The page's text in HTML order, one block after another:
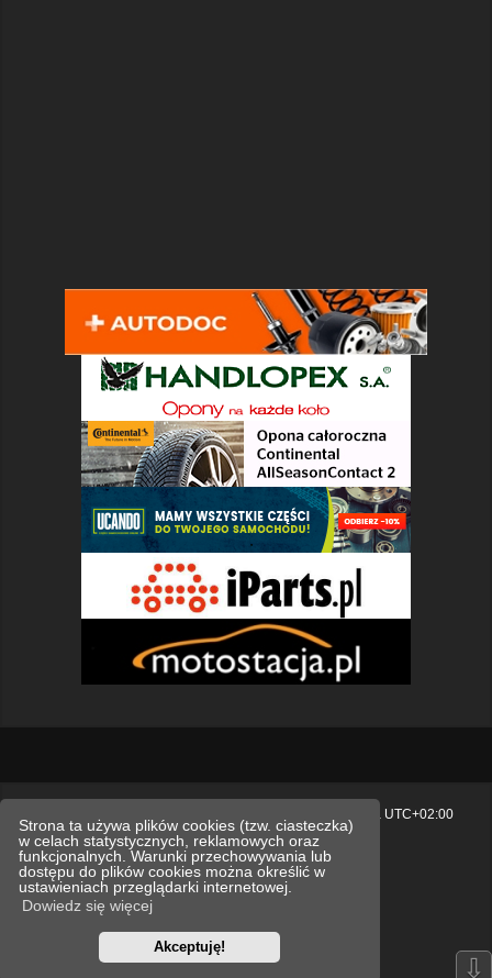
Strona ta używa plików cookies (tzw. ciasteczka)
w celach statystycznych, reklamowych oraz
funkcjonalnych. Warunki przechowywania lub
dostępu do plików cookies można określić w
ustawieniach przeglądarki internetowej.
Dowiedz się więcej
Akceptuję!
Strefa czasowa UTC+02:00
Polityka prywatności.
Technologię dostarczaphpBB® Forum Software © phpBB Limited
Polski pakiet językowy dostarczaphpBB.pl
we_universal created by INVENTEA & v12mike
phpBB SEO ⇩